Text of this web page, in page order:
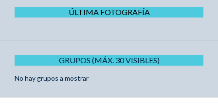
ÚLTIMA FOTOGRAFÍA
GRUPOS (MÁX. 30 VISIBLES)
No hay grupos a mostrar